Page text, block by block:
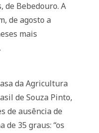
de Bebedouro. A
de agosto a
mais
da Agricultura
de Souza Pinto,
de ausência de
de 35 graus: “os